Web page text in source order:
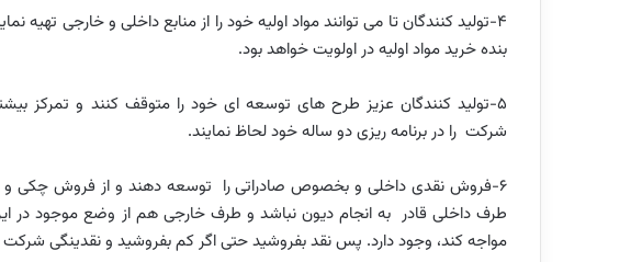
4-تولید کنندگان تا می توانند مواد اولیه خود را از منابع داخلی و خارجی تهیه
بنده خرید مواد اولیه در اولویت خواهد بود.
5-تولید کنندگان عزیز طرح های توسعه ای خود را متوقف کنند و تمرکز
شرکت را در برنامه ریزی دو ساله خود لحاظ نمایند.
6-فروش نقدی داخلی و بخصوص صادراتی را توسعه دهند و از فروش چکی و
طرف داخلی قادر به انجام دیون نباشد و طرف خارجی هم از وضع موجود در
مواجه کند، وجود دارد. پس نقد بفروشید حتی اگر کم بفروشید و نقدینگی شرکت